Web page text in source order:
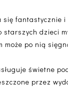
się fantastycznie i
starszych dzieci
może po nią
świetne
przez